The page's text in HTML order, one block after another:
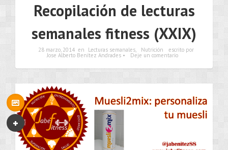
Recopilación de lecturas
semanales fitness (XXIX)
28 marzo, 2014 en Lecturas semanales, Nutrición escrito por
Jose Alberto Benítez Andrades • Deje un comentario